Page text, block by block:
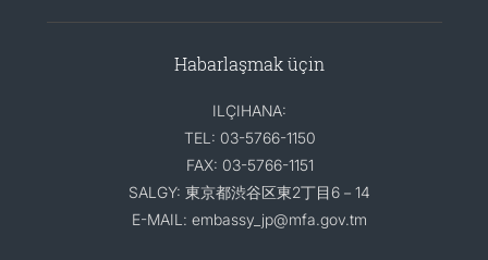
Habarlaşmak üçin
ILÇIHANA:
TEL: 03-5766-1150
FAX: 03-5766-1151
SALGY: 東京都渋谷区東2丁目6－14
E-MAIL: embassy_jp@mfa.gov.tm